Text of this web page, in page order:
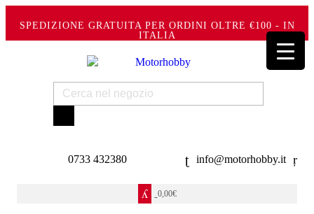
SPEDIZIONE GRATUITA PER ORDINI OLTRE €100 - IN
ITALIA
Products
search
info@motorhobby.it
0733 432380
0,00€